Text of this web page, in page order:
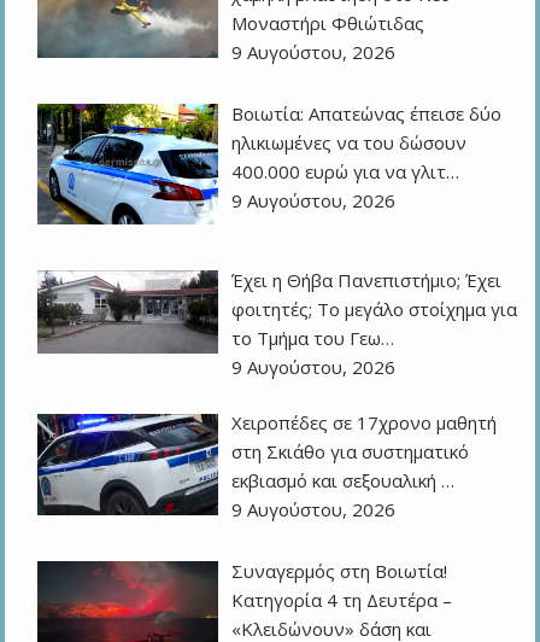
Μοναστήρι Φθιώτιδας
9 Αυγούστου, 2026
Βοιωτία: Απατεώνας έπεισε δύο
ηλικιωμένες να του δώσουν
400.000 ευρώ για να γλιτ…
9 Αυγούστου, 2026
Έχει η Θήβα Πανεπιστήμιο; Έχει
φοιτητές; Το μεγάλο στοίχημα για
το Τμήμα του Γεω…
9 Αυγούστου, 2026
Χειροπέδες σε 17χρονο μαθητή
στη Σκιάθο για συστηματικό
εκβιασμό και σεξουαλική …
9 Αυγούστου, 2026
Συναγερμός στη Βοιωτία!
Κατηγορία 4 τη Δευτέρα –
«Κλειδώνουν» δάση και